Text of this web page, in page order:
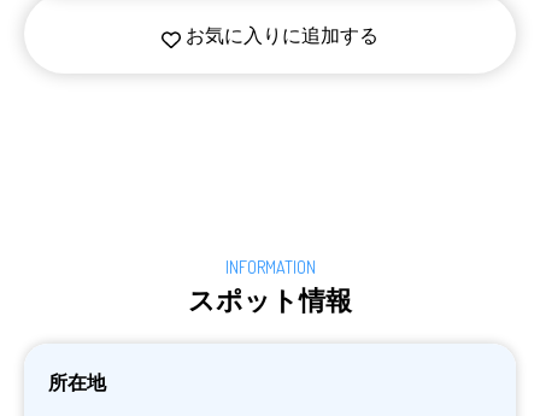
お気に入りに追加する
スポット情報
所在地